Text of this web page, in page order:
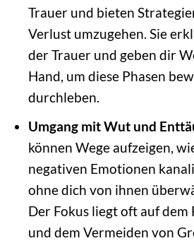
Trauer und bieten
Verlust umzugehen. Sie
der Trauer und geben dir
Hand, um diese Phasen
durchleben.
Umgang mit Wut und
können Wege aufzeigen,
negativen Emotionen
ohne dich von ihnen
Der Fokus liegt oft auf dem
und dem Vermeiden von